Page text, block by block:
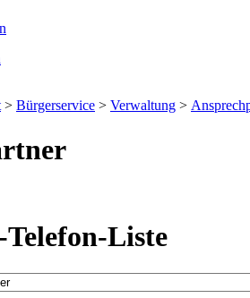
> Bürgerservice > Verwaltung >
Liste